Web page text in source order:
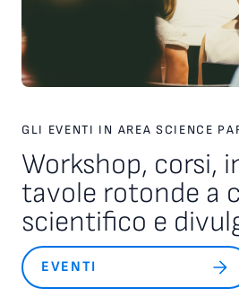
valorizzando competenze,
dagli ecosistemi dell’innovazione.
altre imprese possano
simili è una delle sfide che Area
contribuire a raccogliere,
GLI EVENTI IN AREA SCIENCE
Workshop, corsi,
tavole rotonde a
scientifico e
EVENTI